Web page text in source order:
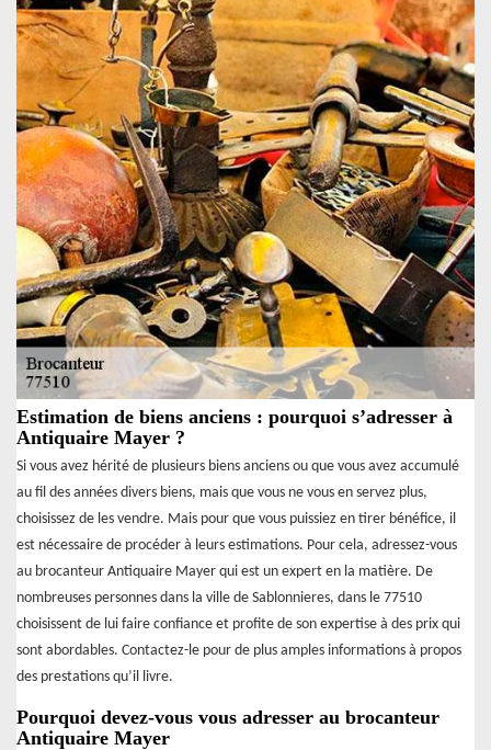
Estimation de biens anciens : pourquoi s’adresser à
Antiquaire Mayer ?
Si vous avez hérité de plusieurs biens anciens ou que vous avez accumulé
au fil des années divers biens, mais que vous ne vous en servez plus,
choisissez de les vendre. Mais pour que vous puissiez en tirer bénéfice, il
est nécessaire de procéder à leurs estimations. Pour cela, adressez-vous
au brocanteur Antiquaire Mayer qui est un expert en la matière. De
nombreuses personnes dans la ville de Sablonnieres, dans le 77510
choisissent de lui faire confiance et profite de son expertise à des prix qui
sont abordables. Contactez-le pour de plus amples informations à propos
des prestations qu’il livre.
Pourquoi devez-vous vous adresser au brocanteur
Antiquaire Mayer